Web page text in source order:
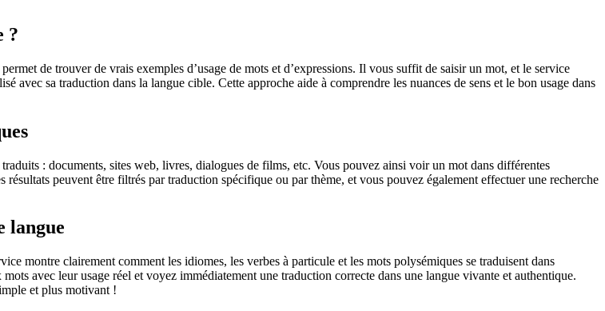
?
de trouver de vrais exemples d’usage de mots et d’expressions. Il vous suffit de saisir un mot, et le service
avec sa traduction dans la langue cible. Cette approche aide à comprendre les nuances de sens et le bon usage dans
: documents, sites web, livres, dialogues de films, etc. Vous pouvez ainsi voir un mot dans différentes
peuvent être filtrés par traduction spécifique ou par thème, et vous pouvez également effectuer une recherche
langue
montre clairement comment les idiomes, les verbes à particule et les mots polysémiques se traduisent dans
avec leur usage réel et voyez immédiatement une traduction correcte dans une langue vivante et authentique.
et plus motivant !